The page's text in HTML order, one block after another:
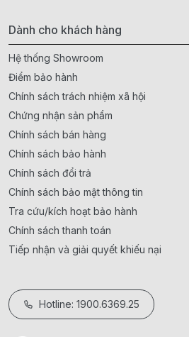
Dành cho khách hàng
Hệ thống Showroom
Điểm bảo hành
Chính sách trách nhiệm xã hội
Chứng nhận sản phẩm
Chính sách bán hàng
Chính sách bảo hành
Chính sách đổi trả
Chính sách bảo mật thông tin
Tra cứu/kích hoạt bảo hành
Chính sách thanh toán
Tiếp nhận và giải quyết khiếu nại
Hotline: 1900.6369.25